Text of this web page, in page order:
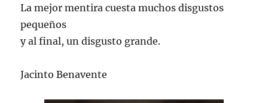
La mejor mentira cuesta muchos disgustos
pequeños
y al final, un disgusto grande.
Jacinto Benavente